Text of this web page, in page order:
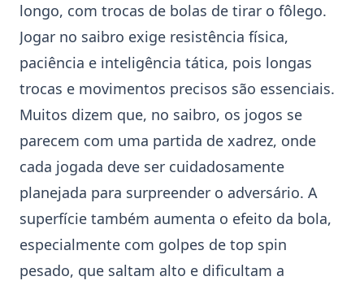
longo, com trocas de bolas de tirar o fôlego.
Jogar no saibro exige resistência física,
paciência e inteligência tática, pois longas
trocas e movimentos precisos são essenciais.
Muitos dizem que, no saibro, os jogos se
parecem com uma partida de xadrez, onde
cada jogada deve ser cuidadosamente
planejada para surpreender o adversário. A
superfície também aumenta o efeito da bola,
especialmente com golpes de top spin
pesado, que saltam alto e dificultam a